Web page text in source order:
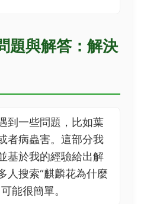
題與解答：解決
到一些問題，比如葉
者病蟲害。這部分我
基於我的經驗給出解
人搜索“麒麟花為什麼
能很簡單。